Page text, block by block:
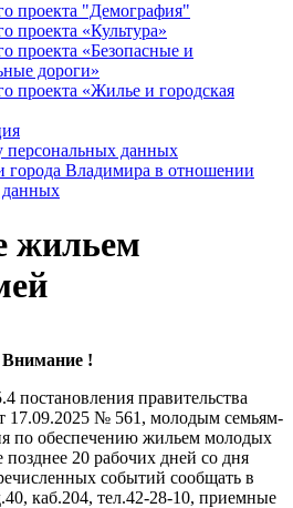
проекта "Демография"
проекта «Культура»
проекта «Безопасные и
дороги»
проекта «Жилье и городская
персональных данных
города Владимира в отношении
данных
жильем
Внимание !
постановления правительства
17.09.2025 № 561, молодым семьям-
по обеспечению жильем молодых
20 рабочих дней со дня
событий сообщать в
каб.204, тел.42-28-10, приемные